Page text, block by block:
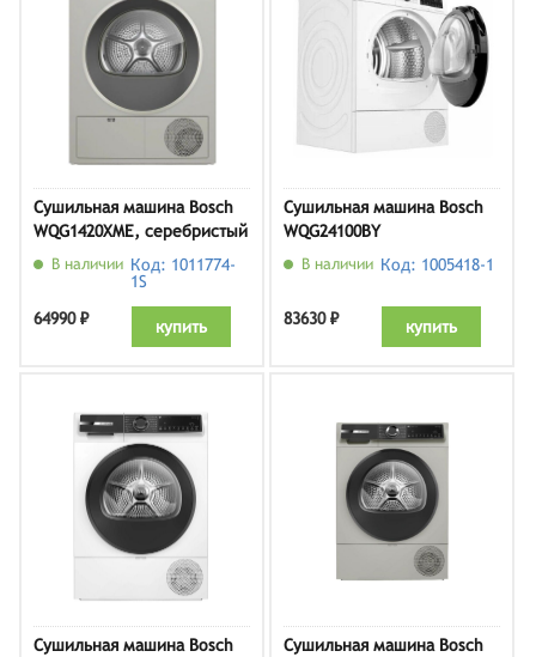
Сушильная машина Bosch
WQG1420XME, серебристый
В наличии Код: 1011774-
1S
64990 ₽
купить
Сушильная машина Bosch
WQG24100BY
В наличии Код: 1005418-1
83630 ₽ купить
Сушильная машина Bosch
Сушильная машина Bosch